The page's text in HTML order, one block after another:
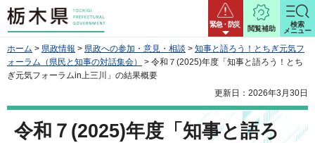
栃木県 緊急・防災
閲覧補助
検索
メニュー
ホーム > 県政情報 > 県政への参加・意見・相談 > 知事と語ろう！とちぎ元気フ
ォーラム（県民と知事の対話集会）
> 令和７(2025)年度「知事と語ろう！とち
ぎ元気フォーラムin上三川」の結果概要
更新日：2026年3月30日
令和７(2025)年度「知事と語ろ